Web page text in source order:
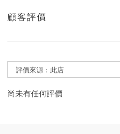
顧客評價
尚未有任何評價